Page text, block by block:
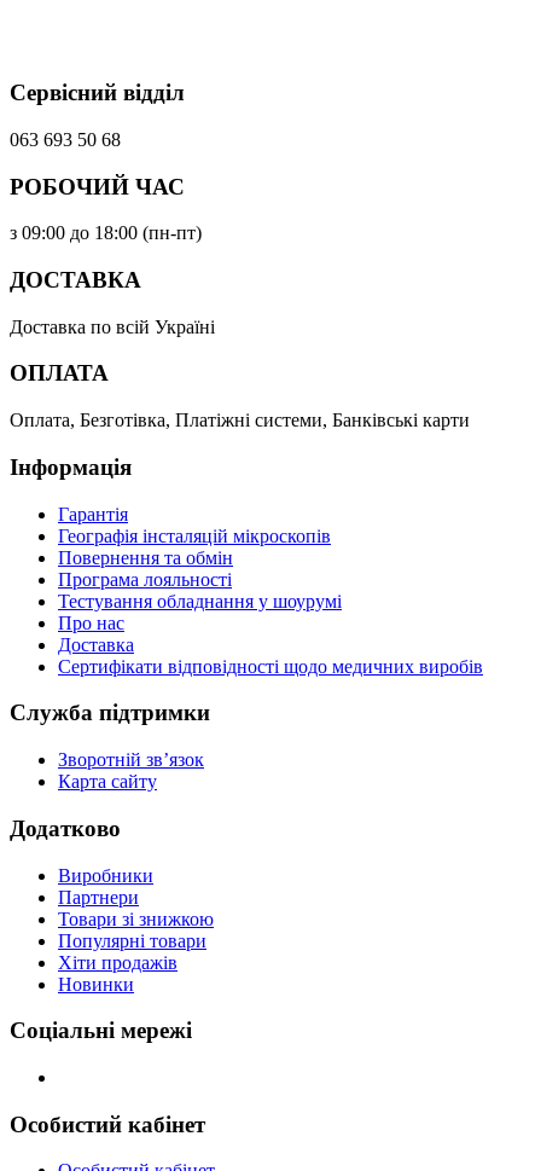
Сервісний відділ
063 693 50 68
РОБОЧИЙ ЧАС
з 09:00 до 18:00 (пн-пт)
ДОСТАВКА
Доставка по всій Україні
ОПЛАТА
Оплата, Безготівка, Платіжні системи, Банківські карти
Інформація
Гарантія
Географія інсталяцій мікроскопів
Повернення та обмін
Програма лояльності
Тестування обладнання у шоурумі
Про нас
Доставка
Сертифікати відповідності щодо медичних виробів
Служба підтримки
Зворотній зв’язок
Карта сайту
Додатково
Виробники
Партнери
Товари зі знижкою
Популярні товари
Хіти продажів
Новинки
Соціальні мережі
Особистий кабінет